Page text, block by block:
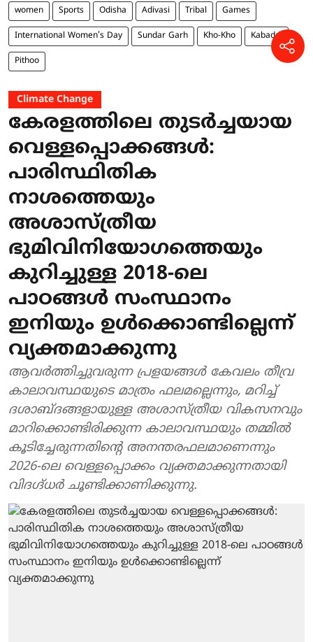
women Sports Odisha Adivasi Tribal Games
International Women's Day Sundar Garh Kho-Kho Kabaddi
Pithoo
Climate Change
കേരളത്തിലെ തുടർച്ചയായ
വെള്ളപ്പൊക്കങ്ങൾ:
പാരിസ്ഥിതിക
നാശത്തെയും
അശാസ്ത്രീയ
ഭുമിവിനിയോഗത്തെയും
കുറിച്ചുള്ള 2018-ലെ
പാഠങ്ങൾ സംസ്ഥാനം
ഇനിയും ഉൾക്കൊണ്ടില്ലെന്ന്
വ്യക്തമാക്കുന്നു
ആവർത്തിച്ചുവരുന്ന പ്രളയങ്ങൾ കേവലം തീവ്ര
കാലാവസ്ഥയുടെ മാത്രം ഫലമല്ലെന്നും, മറിച്ച്
ദശാബ്ദങ്ങളായുള്ള അശാസ്ത്രീയ വികസനവും
മാറിക്കൊണ്ടിരിക്കുന്ന കാലാവസ്ഥയും തമ്മിൽ
കൂടിച്ചേരുന്നതിന്റെ അനന്തരഫലമാണെന്നും
2026-ലെ വെള്ളപ്പൊക്കം വ്യക്തമാക്കുന്നതായി
വിദഗ്ദ്ധർ ചൂണ്ടിക്കാണിക്കുന്നു.